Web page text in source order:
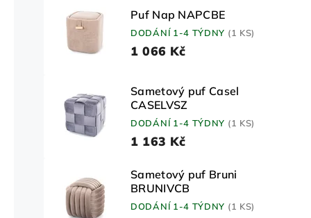
Puf Nap NAPCBE
DODÁNÍ 1-4 TÝDNY (1 KS)
1 066 Kč
Sametový puf Casel
CASELVSZ
DODÁNÍ 1-4 TÝDNY (1 KS)
1 163 Kč
Sametový puf Bruni
BRUNIVCB
DODÁNÍ 1-4 TÝDNY (1 KS)